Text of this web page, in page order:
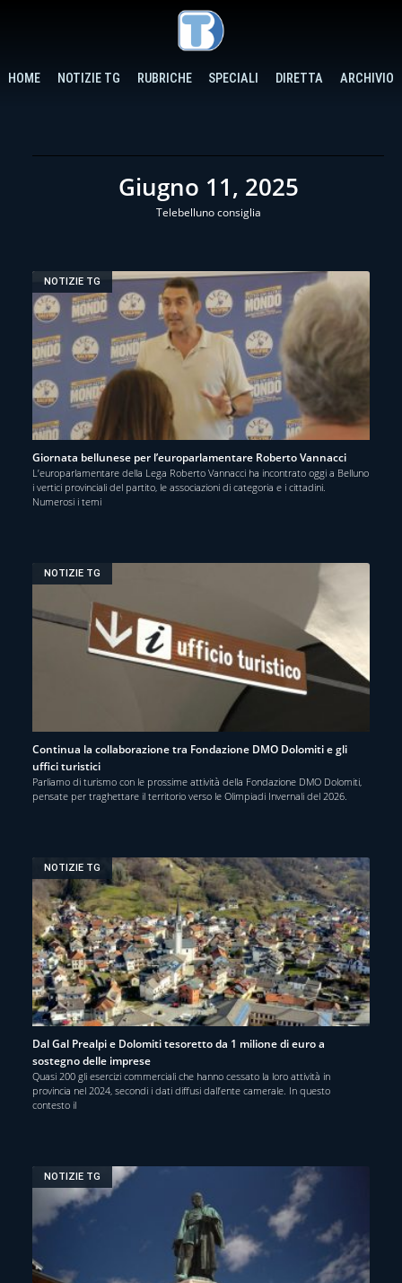
HOME NOTIZIE TG RUBRICHE SPECIALI DIRETTA ARCHIVIO
Giugno 11, 2025
Telebelluno consiglia
NOTIZIE TG
Giornata bellunese per l’europarlamentare Roberto Vannacci
L’europarlamentare della Lega Roberto Vannacci ha incontrato oggi a Belluno
i vertici provinciali del partito, le associazioni di categoria e i cittadini.
Numerosi i temi
NOTIZIE TG
Continua la collaborazione tra Fondazione DMO Dolomiti e gli
uffici turistici
Parliamo di turismo con le prossime attività della Fondazione DMO Dolomiti,
pensate per traghettare il territorio verso le Olimpiadi Invernali del 2026.
NOTIZIE TG
Dal Gal Prealpi e Dolomiti tesoretto da 1 milione di euro a
sostegno delle imprese
Quasi 200 gli esercizi commerciali che hanno cessato la loro attività in
provincia nel 2024, secondi i dati diffusi dall’ente camerale. In questo
contesto il
NOTIZIE TG